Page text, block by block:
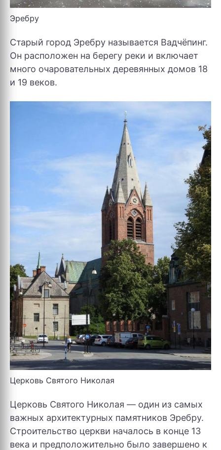
Эребру
Старый город Эребру называется Вадчёпинг.
Он расположен на берегу реки и включает
много очаровательных деревянных домов 18
и 19 веков.
Церковь Святого Николая
Церковь Святого Николая — один из самых
важных архитектурных памятников Эребру.
Строительство церкви началось в конце 13
века и предположительно было завершено к